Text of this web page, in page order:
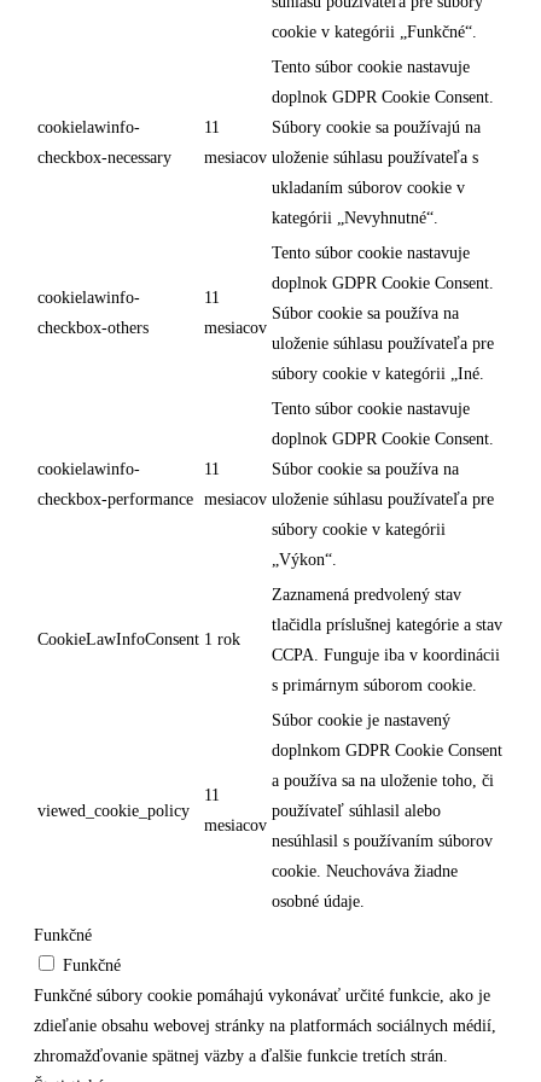
cookie v kategórii „Funkčné“.
cookielawinfo-
checkbox-necessary
11
mesiacov
Tento súbor cookie nastavuje
doplnok GDPR Cookie Consent.
Súbory cookie sa používajú na
uloženie súhlasu používateľa s
ukladaním súborov cookie v
kategórii „Nevyhnutné“.
cookielawinfo-
checkbox-others
11
mesiacov
Tento súbor cookie nastavuje
doplnok GDPR Cookie Consent.
Súbor cookie sa používa na
uloženie súhlasu používateľa pre
súbory cookie v kategórii „Iné.
cookielawinfo-
checkbox-performance
11
mesiacov
Tento súbor cookie nastavuje
doplnok GDPR Cookie Consent.
Súbor cookie sa používa na
uloženie súhlasu používateľa pre
súbory cookie v kategórii
„Výkon“.
CookieLawInfoConsent 1 rok
Zaznamená predvolený stav
tlačidla príslušnej kategórie a stav
CCPA. Funguje iba v koordinácii
s primárnym súborom cookie.
viewed_cookie_policy
11
mesiacov
Súbor cookie je nastavený
doplnkom GDPR Cookie Consent
a používa sa na uloženie toho, či
používateľ súhlasil alebo
nesúhlasil s používaním súborov
cookie. Neuchováva žiadne
osobné údaje.
Funkčné
Funkčné
Funkčné súbory cookie pomáhajú vykonávať určité funkcie, ako je
zdieľanie obsahu webovej stránky na platformách sociálnych médií,
zhromažďovanie spätnej väzby a ďalšie funkcie tretích strán.